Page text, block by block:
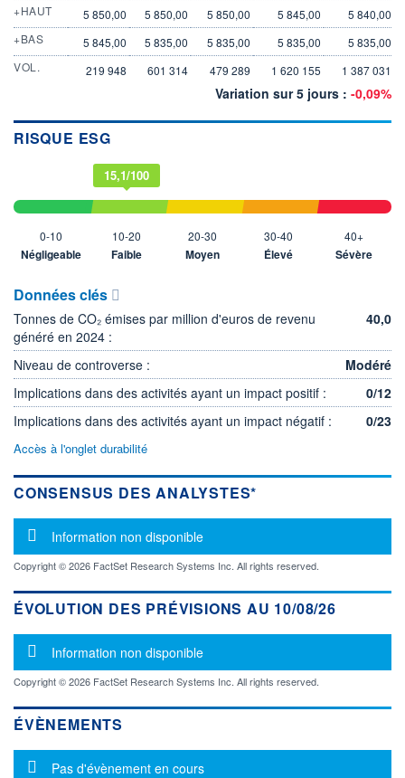
+HAUT
5 850,00 5 850,00 5 850,00 5 845,00
5 840,00
+BAS
5 845,00 5 835,00 5 835,00 5 835,00
5 835,00
VOL.
219 948 601 314 479 289 1 620 155 1 387 031
Variation sur 5 jours : -0,09%
RISQUE ESG
0-10
Négligeable
15,1/100
10-20
Faible
20-30
Moyen
30-40
Élevé
40+
Sévère
Données clés
Tonnes de CO₂ émises par million d'euros de revenu
généré en 2024 :
40,0
Niveau de controverse :
Modéré
Implications dans des activités ayant un impact positif :
0/12
Implications dans des activités ayant un impact négatif :
0/23
Accès à l'onglet durabilité
CONSENSUS DES ANALYSTES*
Message d'information
Information non disponible
Copyright © 2026 FactSet Research Systems Inc. All rights reserved.
ÉVOLUTION DES PRÉVISIONS AU 10/08/26
Message d'information
Information non disponible
Copyright © 2026 FactSet Research Systems Inc. All rights reserved.
ÉVÈNEMENTS
Message d'information
Pas d'évènement en cours